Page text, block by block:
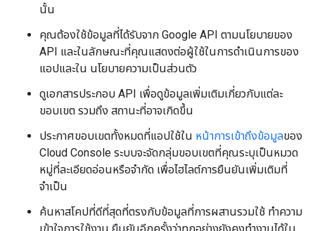
นั้น
คุณต้องใช้ข้อมูลที่ได้รับจาก Google API ตามนโยบายของ
API และในลักษณะที่คุณแสดงต่อผู้ใช้ในการดำเนินการของ
แอปและใน นโยบายความเป็นส่วนตัว
ดูเอกสารประกอบ API เพื่อดูข้อมูลเพิ่มเติมเกี่ยวกับแต่ละ
ขอบเขต รวมถึง สถานะที่อาจเกิดขึ้น
ประกาศขอบเขตทั้งหมดที่แอปใช้ใน หน้าการเข้าถึงข้อมูลของ
Cloud Console ระบบจะจัดกลุ่มขอบเขตที่คุณระบุเป็นหมวด
หมู่ที่ละเอียดอ่อนหรือจำกัด เพื่อไฮไลต์การยืนยันเพิ่มเติมที่
จำเป็น
ค้นหาสโคปที่ดีที่สุดที่ตรงกับข้อมูลที่การผสานรวมใช้ ทำความ